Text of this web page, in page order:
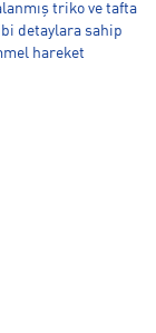
triko ve tafta
detaylara sahip
hareket